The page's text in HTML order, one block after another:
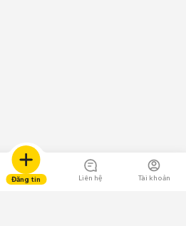
Đăng tin Liên hệ Tài khoản